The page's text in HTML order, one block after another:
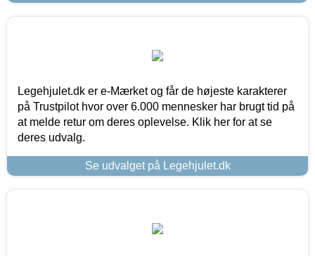
Legehjulet.dk er e-Mærket og får de højeste karakterer
på Trustpilot hvor over 6.000 mennesker har brugt tid på
at melde retur om deres oplevelse. Klik her for at se
deres udvalg.
Se udvalget på Legehjulet.dk